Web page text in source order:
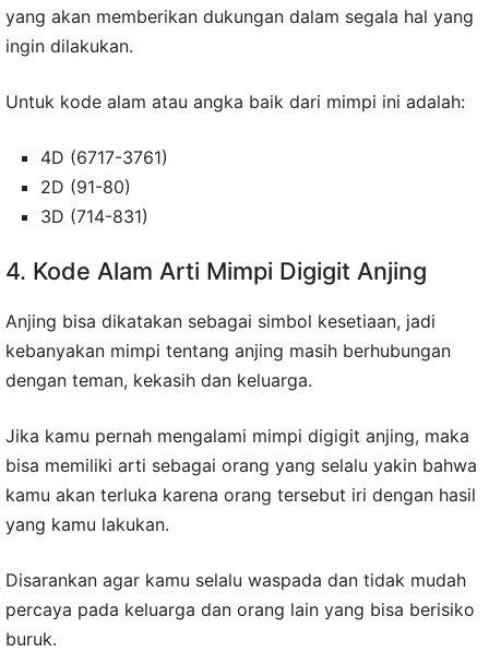
yang akan memberikan dukungan dalam segala hal yang
ingin dilakukan.
Untuk kode alam atau angka baik dari mimpi ini adalah:
4D (6717-3761)
2D (91-80)
3D (714-831)
4. Kode Alam Arti Mimpi Digigit Anjing
Anjing bisa dikatakan sebagai simbol kesetiaan, jadi
kebanyakan mimpi tentang anjing masih berhubungan
dengan teman, kekasih dan keluarga.
Jika kamu pernah mengalami mimpi digigit anjing, maka
bisa memiliki arti sebagai orang yang selalu yakin bahwa
kamu akan terluka karena orang tersebut iri dengan hasil
yang kamu lakukan.
Disarankan agar kamu selalu waspada dan tidak mudah
percaya pada keluarga dan orang lain yang bisa berisiko
buruk.